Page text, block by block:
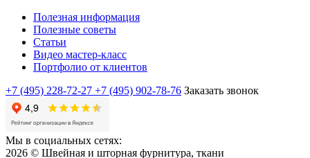
Полезная информация
Полезные советы
Статьи
Видео мастер-класс
Портфолио от клиентов
+7 (495) 228-72-27 +7 (495) 902-78-76 Заказать звонок
Мы в социальных сетях:
2026 © Швейная и шторная фурнитура, ткани